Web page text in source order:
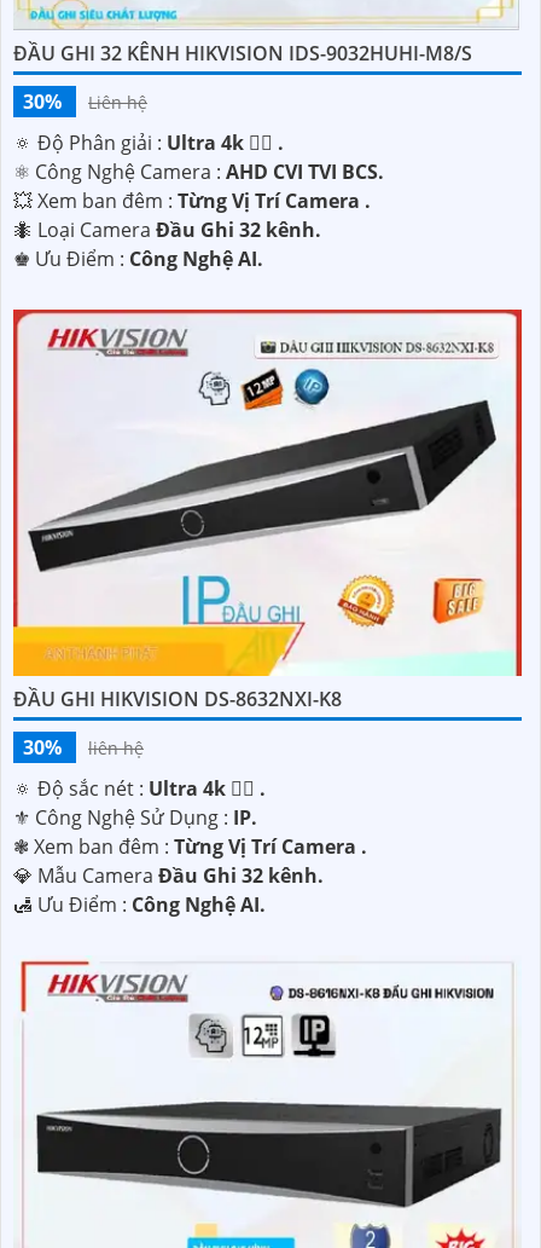
ĐẦU GHI 32 KÊNH HIKVISION IDS-9032HUHI-M8/S
30%
Liên hệ
🔅 Độ Phân giải : Ultra 4k 👍🏾 .
⚛️ Công Nghệ Camera : AHD CVI TVI BCS.
💥 Xem ban đêm : Từng Vị Trí Camera .
🐜 Loại Camera Đầu Ghi 32 kênh.
️♚ Ưu Điểm : Công Nghệ AI.
ĐẦU GHI HIKVISION DS-8632NXI-K8
30%
liên hệ
🔅 Độ sắc nét : Ultra 4k 👍🏾 .
⚜️ Công Nghệ Sử Dụng : IP.
❃ Xem ban đêm : Từng Vị Trí Camera .
💎 Mẫu Camera Đầu Ghi 32 kênh.
️🛃 Ưu Điểm : Công Nghệ AI.